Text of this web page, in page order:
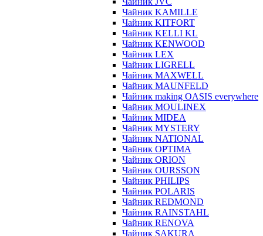
Чайник KAMILLE
Чайник KITFORT
Чайник KELLI KL
Чайник KENWOOD
Чайник LEX
Чайник LIGRELL
Чайник MAXWELL
Чайник MAUNFELD
Чайник making OASIS everywhere
Чайник MOULINEX
Чайник MIDEA
Чайник MYSTERY
Чайник NATIONAL
Чайник OPTIMA
Чайник ORION
Чайник OURSSON
Чайник PHILIPS
Чайник POLARIS
Чайник REDMOND
Чайник RAINSTAHL
Чайник RENOVA
Чайник SAKURA